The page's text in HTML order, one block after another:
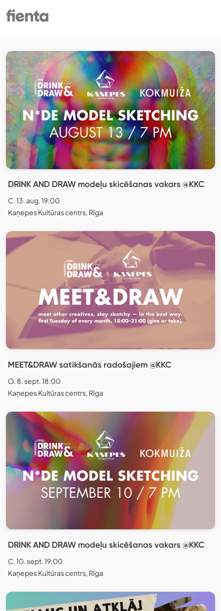
DRINK AND DRAW modeļu skicēšanas vakars @KKC
C. 13. aug. 19:00
Kaņepes Kultūras centrs, Rīga
MEET&DRAW satikšanās radošajiem @KKC
O. 8. sept. 18:00
Kaņepes Kultūras centrs, Rīga
DRINK AND DRAW modeļu skicēšanas vakars @KKC
C. 10. sept. 19:00
Kaņepes Kultūras centrs, Rīga